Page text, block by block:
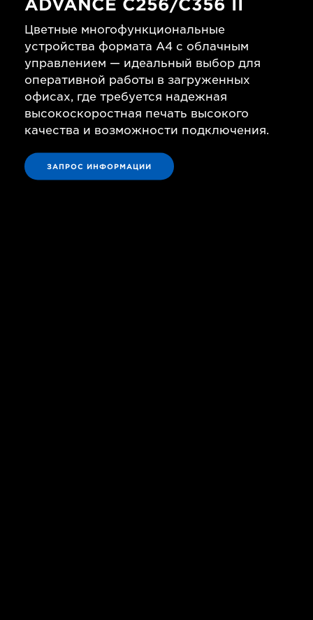
ADVANCE C256/C356 II
Цветные многофункциональные
устройства формата A4 с облачным
управлением — идеальный выбор для
оперативной работы в загруженных
офисах, где требуется надежная
высокоскоростная печать высокого
качества и возможности подключения.
ЗАПРОС ИНФОРМАЦИИ